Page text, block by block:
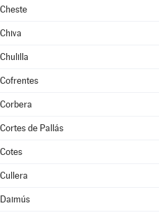
Cheste
Chiva
Chulilla
Cofrentes
Corbera
Cortes de Pallás
Cotes
Cullera
Daimús